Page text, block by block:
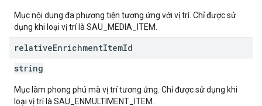
Mục nội dung đa phương tiện tương ứng với vị trí. Chỉ được sử
dụng khi loại vị trí là SAU_MEDIA_ITEM.
relativeEnrichmentItemId
string
Mục làm phong phú mà vị trí tương ứng. Chỉ được sử dụng khi
loại vị trí là SAU_ENMULTIMENT_ITEM.